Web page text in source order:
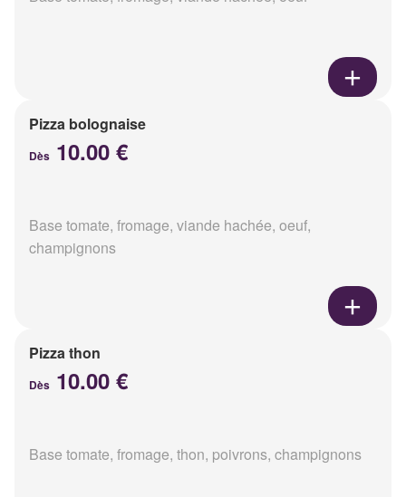
Pizza bolognaise
Dès 10.00 €
Base tomate, fromage, viande hachée, oeuf,
champignons
Pizza thon
Dès 10.00 €
Base tomate, fromage, thon, poivrons, champignons